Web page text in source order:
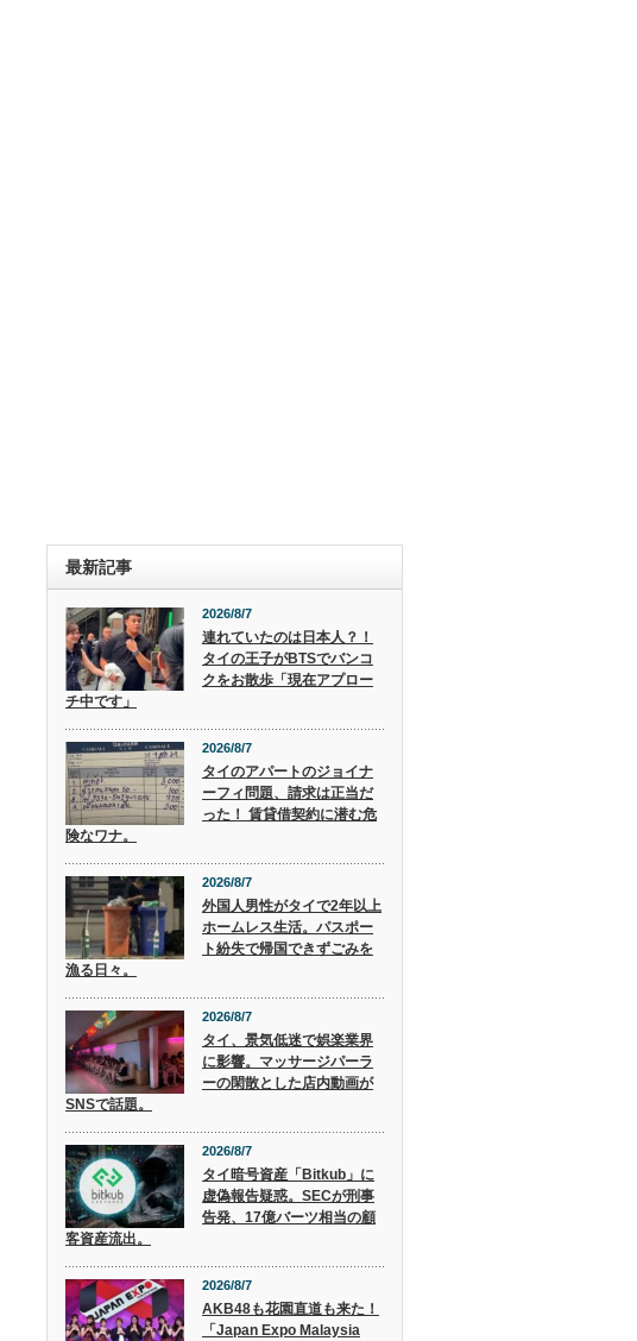
最新記事
2026/8/7
連れていたのは日本人？！
タイの王子がBTSでバンコ
クをお散歩「現在アプロー
チ中です」
2026/8/7
タイのアパートのジョイナ
ーフィ問題、請求は正当だ
った！ 賃貸借契約に潜む危
険なワナ。
2026/8/7
外国人男性がタイで2年以上
ホームレス生活。パスポー
ト紛失で帰国できずごみを
漁る日々。
2026/8/7
タイ、景気低迷で娯楽業界
に影響。マッサージパーラ
ーの閑散とした店内動画が
SNSで話題。
2026/8/7
タイ暗号資産「Bitkub」に
虚偽報告疑惑。SECが刑事
告発、17億バーツ相当の顧
客資産流出。
2026/8/7
AKB48も花園直道も来た！
「Japan Expo Malaysia